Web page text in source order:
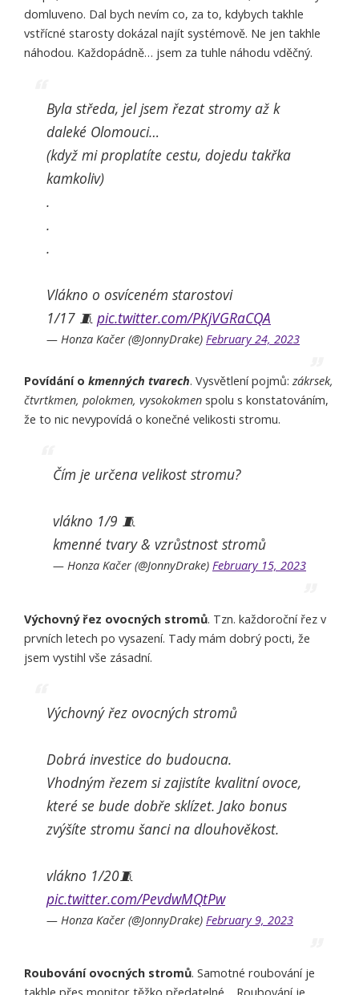
domluveno. Dal bych nevím co, za to, kdybych takhle
vstřícné starosty dokázal najít systémově. Ne jen takhle
náhodou. Každopádně… jsem za tuhle náhodu vděčný.
Byla středa, jel jsem řezat stromy až k
daleké Olomouci…
(když mi proplatíte cestu, dojedu takřka
kamkoliv)
.
.
.
Vlákno o osvíceném starostovi
1/17 🧵 pic.twitter.com/PKjVGRaCQA
— Honza Kačer (@JonnyDrake) February 24, 2023
Povídání o kmenných tvarech. Vysvětlení pojmů: zákrsek,
čtvrtkmen, polokmen, vysokokmen spolu s konstatováním,
že to nic nevypovídá o konečné velikosti stromu.
Čím je určena velikost stromu?
vlákno 1/9 🧵
kmenné tvary & vzrůstnost stromů
— Honza Kačer (@JonnyDrake) February 15, 2023
Výchovný řez ovocných stromů. Tzn. každoroční řez v
prvních letech po vysazení. Tady mám dobrý pocti, že
jsem vystihl vše zásadní.
Výchovný řez ovocných stromů
Dobrá investice do budoucna.
Vhodným řezem si zajistíte kvalitní ovoce,
které se bude dobře sklízet. Jako bonus
zvýšíte stromu šanci na dlouhověkost.
vlákno 1/20🧵
pic.twitter.com/PevdwMQtPw
— Honza Kačer (@JonnyDrake) February 9, 2023
Roubování ovocných stromů. Samotné roubování je